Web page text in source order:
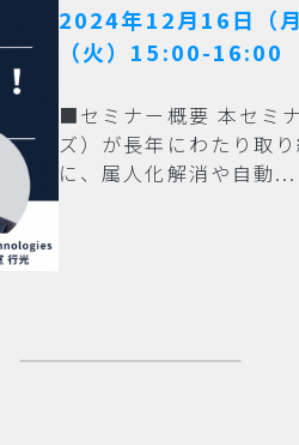
2024年12月16日
（火）15:00-16:00
■セミナー概要 本セミ
ズ）が長年にわたり取
に、属人化解消や自動...